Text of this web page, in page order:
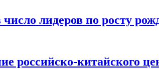
лидеров по росту
российско-китайского